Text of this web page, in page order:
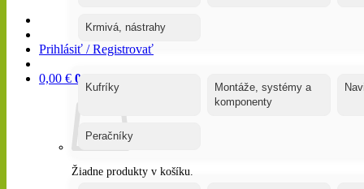
Prihlásiť / Registrovať
0,00 € 0
Žiadne produkty v košíku.
Krmivá, nástrahy
Kufríky
Montáže, systémy a
komponenty
Peračníky